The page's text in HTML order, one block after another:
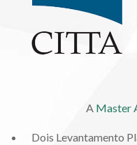
A Master
Dois Levantamento